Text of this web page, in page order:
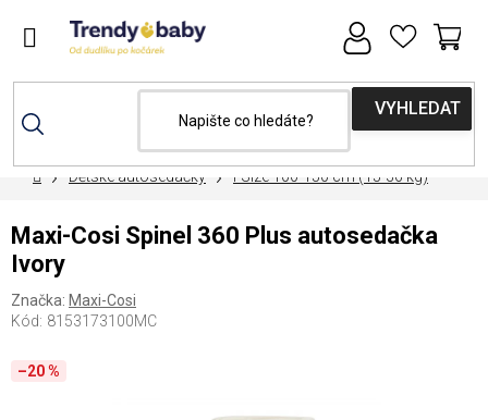
DomůDětské autosedačky i-Size 100-150 cm (15-36 kg)
Maxi-Cosi Spinel 360 Plus autosedačka
Ivory
Značka: Maxi-Cosi
Kód: 8153173100MC
–20 %